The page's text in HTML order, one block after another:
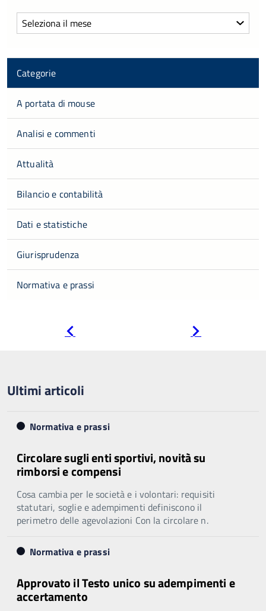
Archivi
Categorie
A portata di mouse
Analisi e commenti
Attualità
Bilancio e contabilità
Dati e statistiche
Giurisprudenza
Normativa e prassi
Ultimi articoli
Normativa e prassi
Circolare sugli enti sportivi, novità su
rimborsi e compensi
Cosa cambia per le società e i volontari: requisiti
statutari, soglie e adempimenti definiscono il
perimetro delle agevolazioni Con la circolare n.
Normativa e prassi
Approvato il Testo unico su adempimenti e
accertamento